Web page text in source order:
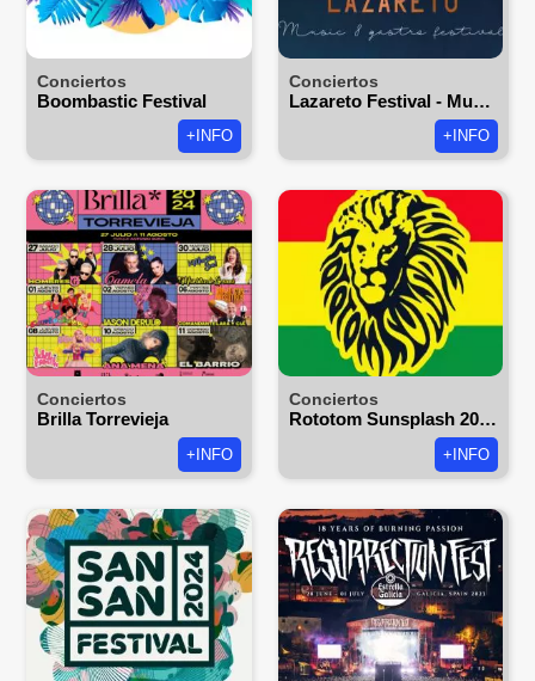
Conciertos
Boombastic Festival
+INFO
Conciertos
Lazareto Festival - Music & Gastro 2023
+INFO
Conciertos
Brilla Torrevieja
+INFO
Conciertos
Rototom Sunsplash 2026
+INFO